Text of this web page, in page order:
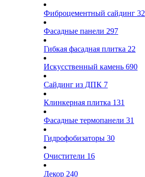
Фиброцементный сайдинг 32
Фасадные панели 297
Гибкая фасадная плитка 22
Искусственный камень 690
Сайдинг из ДПК 7
Клинкерная плитка 131
Фасадные термопанели 31
Гидрофобизаторы 30
Очистители 16
Декор 240